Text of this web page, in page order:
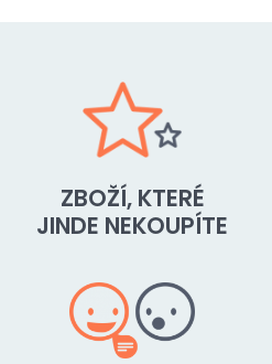
ZBOŽÍ, KTERÉ
JINDE NEKOUPÍTE